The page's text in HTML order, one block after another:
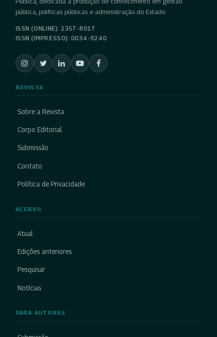
pública, políticas públicas e administração do Estado.
ISSN (ONLINE): 2357-8017
ISSN (IMPRESSO): 0034-9240
REVISTA
Sobre a Revista
Corpo Editorial
Submissão
Contato
Política de Privacidade
ACERVO
Atual
Edições anteriores
Pesquisar
Notícias
PARA AUTORES